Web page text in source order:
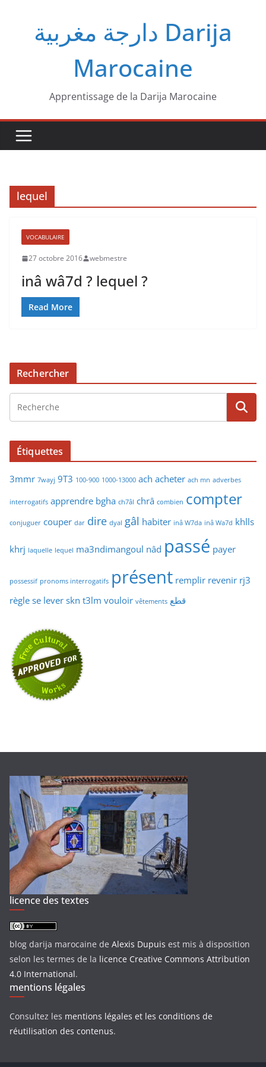
contenuدارجة مغربية‎ Darija
Marocaine
Apprentissage de la Darija Marocaine
lequel
VOCABULAIRE
27 octobre 2016 webmestre
inâ wâ7d ? lequel ?
Read More
Rechercher
Étiquettes
3mmr 7wayj 9T3 100-900 1000-13000 ach acheter ach mn adverbes
interrogatifs apprendre bgha ch7âl chrâ combien compter
conjuguer couper dar dire dyal gâl habiter inâ W7da inâ Wa7d khlls
khrj laquelle lequel ma3ndimangoul nâd passé payer
possessif pronoms interrogatifs présent remplir revenir rj3
règle se lever skn t3lm vouloir vêtements قطع
licence des textes
blog darija marocaine de Alexis Dupuis est mis à disposition
selon les termes de la licence Creative Commons Attribution
4.0 International.
mentions légales
Consultez les mentions légales et les conditions de
réutilisation des contenus.